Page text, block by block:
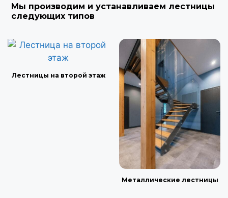
Мы производим и устанавливаем лестницы
следующих типов
Лестницы на второй этаж
Металлические лестницы